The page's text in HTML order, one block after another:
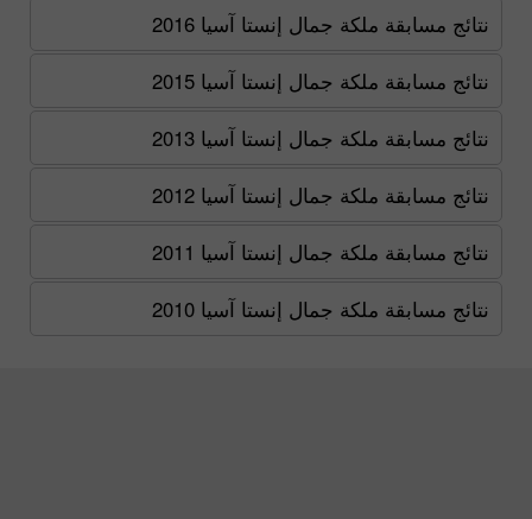
نتائج مسابقة ملكة جمال إنستا آسيا 2016
نتائج مسابقة ملكة جمال إنستا آسيا 2015
نتائج مسابقة ملكة جمال إنستا آسيا 2013
نتائج مسابقة ملكة جمال إنستا آسيا 2012
نتائج مسابقة ملكة جمال إنستا آسيا 2011
نتائج مسابقة ملكة جمال إنستا آسيا 2010